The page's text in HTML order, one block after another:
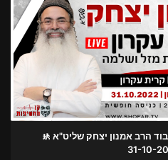
הרב אמנון יצחק שליט"א 🚸